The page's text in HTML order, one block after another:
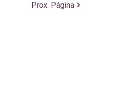
Prox. Página